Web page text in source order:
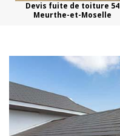
Devis fuite de toiture 54
Meurthe-et-Moselle